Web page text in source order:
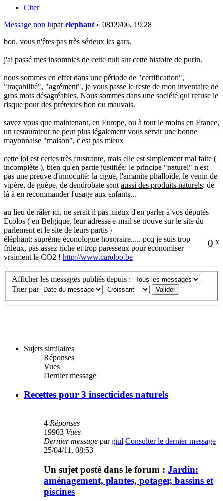
Citer
Message non luparelephant » 08/09/06, 19:28
bon, vous n'êtes pas très sérieux les gars.
j'ai passé mes insomnies de cette nuit sur cette histoire de purin.
nous sommes en effet dans une période de "certification",
"traçabilité", "agrément", je vous passe le reste de mon inventaire de
gros mots désagréables. Nous sommes dans une société qui refuse le
risque pour des prétextes bon ou mauvais.
savez vous que maintenant, en Europe, ou à tout le moins en France,
un restaurateur ne peut plus légalement vous servir une bonne
mayonnaise "maison", c'est pas mieux
cette loi est certes très frustrante, mais elle est simplement mal faite (
incomplète ), bien qu'en partie justifiée: le principe "naturel" n'est
pas une preuve d'innocuité: la cigüe, l'amanite phalloïde, le venin de
vipère, de guèpe, de dendrobate sont aussi des produits naturels: de
là à en recommander l'usage aux enfants...
au lieu de râler ici, ne serait il pas mieux d'en parler à vos députés
Ecolos ( en Belgique, leur adresse e-mail se trouve sur le site du
parlement et le site de leurs partis )
0 x
éléphant: suprême éconologue honoraire..... pcq je suis trop
frileux, pas assez riche et trop paresseux pour économiser
vraiment le CO2 ! http://www.caroloo.be
Afficher les messages publiés depuis :
Trier par
Sujets similaires
Réponses
Vues
Dernier message
Recettes pour 3 insecticides naturels
4 Réponses
19903 Vues
Dernier message par giul Consulter le dernier message
25/04/11, 08:53
Un sujet posté dans le forum : Jardin:
aménagement, plantes, potager, bassins et
piscines